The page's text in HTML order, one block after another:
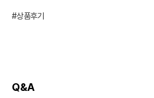
#상품후기
Q&A